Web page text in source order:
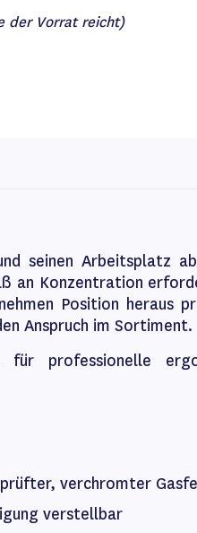
der Vorrat reicht)
seinen Arbeitsplatz
an Konzentration
Position heraus
Anspruch im Sortiment.
professionelle
verchromter
verstellbar